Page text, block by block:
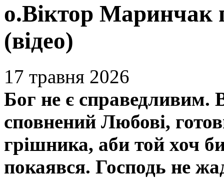
о.Віктор Маринчак
(відео)
17 травня 2026
Бог не є справедливим.
сповнений Любові,
грішника, аби той хоч
покаявся. Господь не